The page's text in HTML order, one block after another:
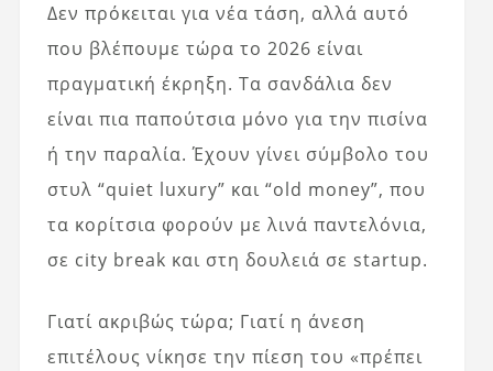
Δεν πρόκειται για νέα τάση, αλλά αυτό
που βλέπουμε τώρα το 2026 είναι
πραγματική έκρηξη. Τα σανδάλια δεν
είναι πια παπούτσια μόνο για την πισίνα
ή την παραλία. Έχουν γίνει σύμβολο του
στυλ “quiet luxury” και “old money”, που
τα κορίτσια φορούν με λινά παντελόνια,
σε city break και στη δουλειά σε startup.
Γιατί ακριβώς τώρα; Γιατί η άνεση
επιτέλους νίκησε την πίεση του «πρέπει